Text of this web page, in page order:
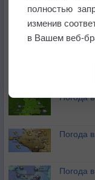
В
Погода
Погода
Погода
полностью
изменив
в Вашем веб-